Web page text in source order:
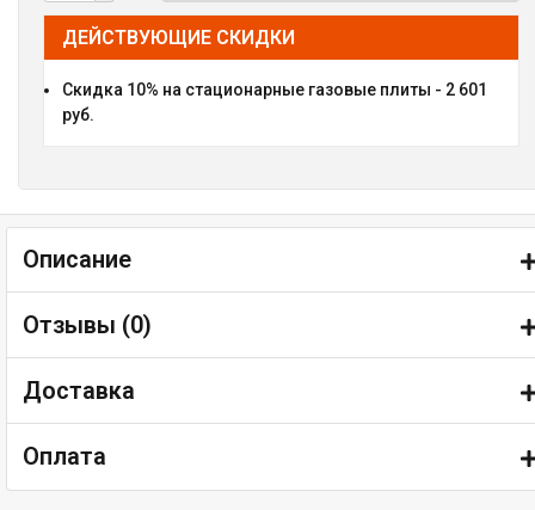
ДЕЙСТВУЮЩИЕ СКИДКИ
Скидка 10% на стационарные газовые плиты - 2 601
руб.
Описание
Отзывы (0)
Доставка
Оплата